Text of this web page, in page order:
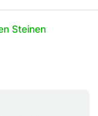
Steinen